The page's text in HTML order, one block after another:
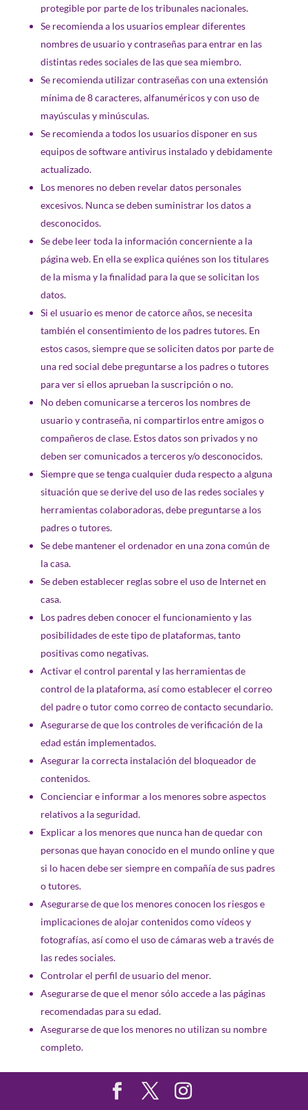
protegible por parte de los tribunales nacionales.
Se recomienda a los usuarios emplear diferentes
nombres de usuario y contraseñas para entrar en las
distintas redes sociales de las que sea miembro.
Se recomienda utilizar contraseñas con una extensión
mínima de 8 caracteres, alfanuméricos y con uso de
mayúsculas y minúsculas.
Se recomienda a todos los usuarios disponer en sus
equipos de software antivirus instalado y debidamente
actualizado.
Los menores no deben revelar datos personales
excesivos. Nunca se deben suministrar los datos a
desconocidos.
Se debe leer toda la información concerniente a la
página web. En ella se explica quiénes son los titulares
de la misma y la finalidad para la que se solicitan los
datos.
Si el usuario es menor de catorce años, se necesita
también el consentimiento de los padres tutores. En
estos casos, siempre que se soliciten datos por parte de
una red social debe preguntarse a los padres o tutores
para ver si ellos aprueban la suscripción o no.
No deben comunicarse a terceros los nombres de
usuario y contraseña, ni compartirlos entre amigos o
compañeros de clase. Estos datos son privados y no
deben ser comunicados a terceros y/o desconocidos.
Siempre que se tenga cualquier duda respecto a alguna
situación que se derive del uso de las redes sociales y
herramientas colaboradoras, debe preguntarse a los
padres o tutores.
Se debe mantener el ordenador en una zona común de
la casa.
Se deben establecer reglas sobre el uso de Internet en
casa.
Los padres deben conocer el funcionamiento y las
posibilidades de este tipo de plataformas, tanto
positivas como negativas.
Activar el control parental y las herramientas de
control de la plataforma, así como establecer el correo
del padre o tutor como correo de contacto secundario.
Asegurarse de que los controles de verificación de la
edad están implementados.
Asegurar la correcta instalación del bloqueador de
contenidos.
Concienciar e informar a los menores sobre aspectos
relativos a la seguridad.
Explicar a los menores que nunca han de quedar con
personas que hayan conocido en el mundo online y que
si lo hacen debe ser siempre en compañía de sus padres
o tutores.
Asegurarse de que los menores conocen los riesgos e
implicaciones de alojar contenidos como vídeos y
fotografías, así como el uso de cámaras web a través de
las redes sociales.
Controlar el perfil de usuario del menor.
Asegurarse de que el menor sólo accede a las páginas
recomendadas para su edad.
Asegurarse de que los menores no utilizan su nombre
completo.